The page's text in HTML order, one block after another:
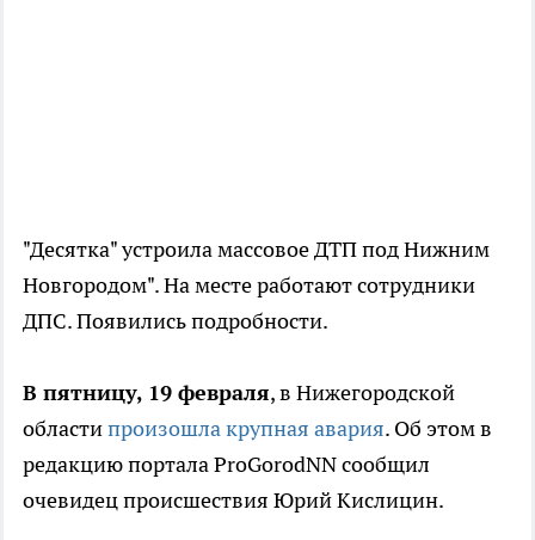
"Десятка" устроила массовое ДТП под Нижним
Новгородом". На месте работают сотрудники
ДПС. Появились подробности.
В пятницу, 19 февраля, в Нижегородской
областипроизошла крупная авария. Об этом в
редакцию портала ProGorodNN сообщил
очевидец происшествия Юрий Кислицин.